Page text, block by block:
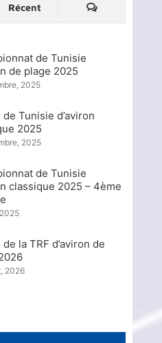
Récent
de Tunisie
de plage 2025
2025
de Tunisie d’aviron
2025
2025
de Tunisie
classique 2025 – 4ème
la TRF d’aviron de
2026